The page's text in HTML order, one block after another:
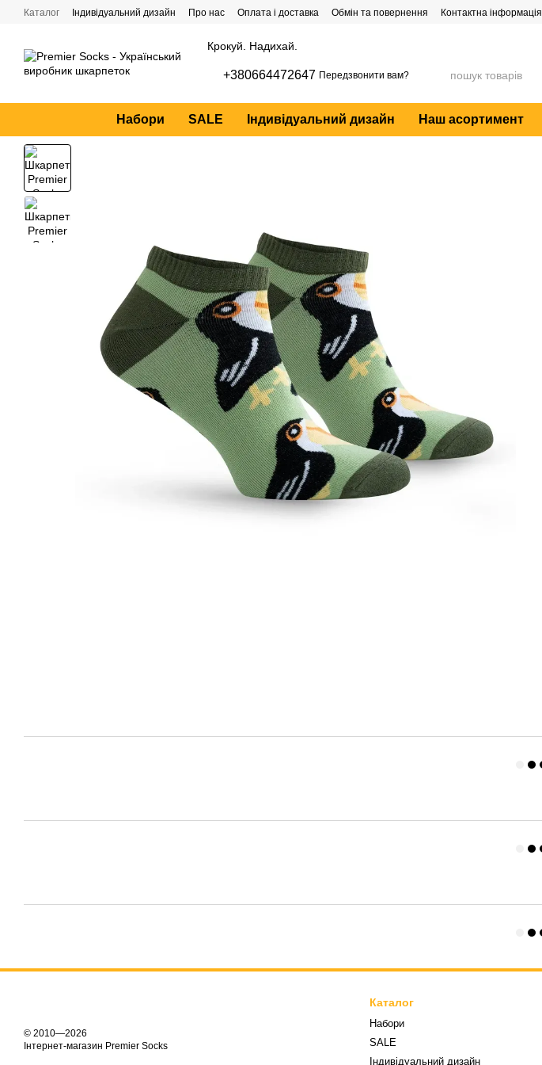
Перейти до основного контенту
Каталог Індивідуальний дизайн Про нас Оплата і доставка Обмін та повернення Контактна інформація
Крокуй. Надихай.
+380664472647 Передзвонити вам?
Набори SALE Індивідуальний дизайн Наш асортимент
© 2010—2026
Інтернет-магазин Premier Socks
Каталог
Набори
SALE
Індивідуальний дизайн